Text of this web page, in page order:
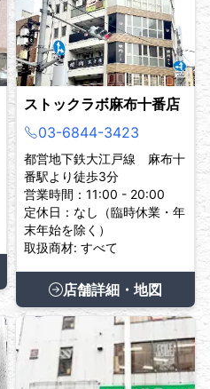
ストックラボ麻布十番店
03-6844-3423
都営地下鉄大江戸線 麻布十
番駅より徒歩3分
営業時間：11:00 - 20:00
定休日：なし（臨時休業・年
末年始を除く）
取扱商材: すべて
店舗詳細・地図